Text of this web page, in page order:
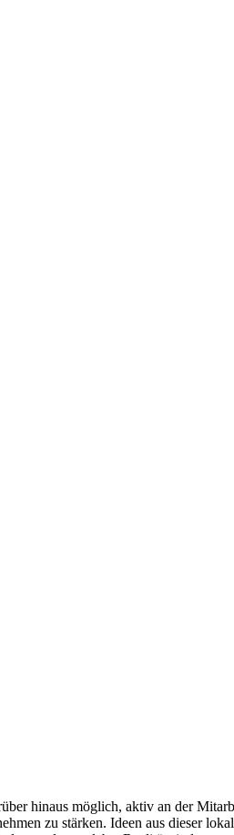
hinaus möglich, aktiv an der
zu stärken. Ideen aus dieser